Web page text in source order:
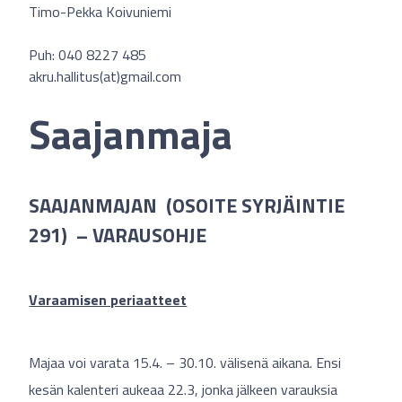
Timo-Pekka Koivuniemi
Puh: 040 8227 485
akru.hallitus(at)gmail.com
Saajanmaja
SAAJANMAJAN (OSOITE SYRJÄINTIE
291) – VARAUSOHJE
Varaamisen periaatteet
Majaa voi varata 15.4. – 30.10. välisenä aikana. Ensi
kesän kalenteri aukeaa 22.3, jonka jälkeen varauksia